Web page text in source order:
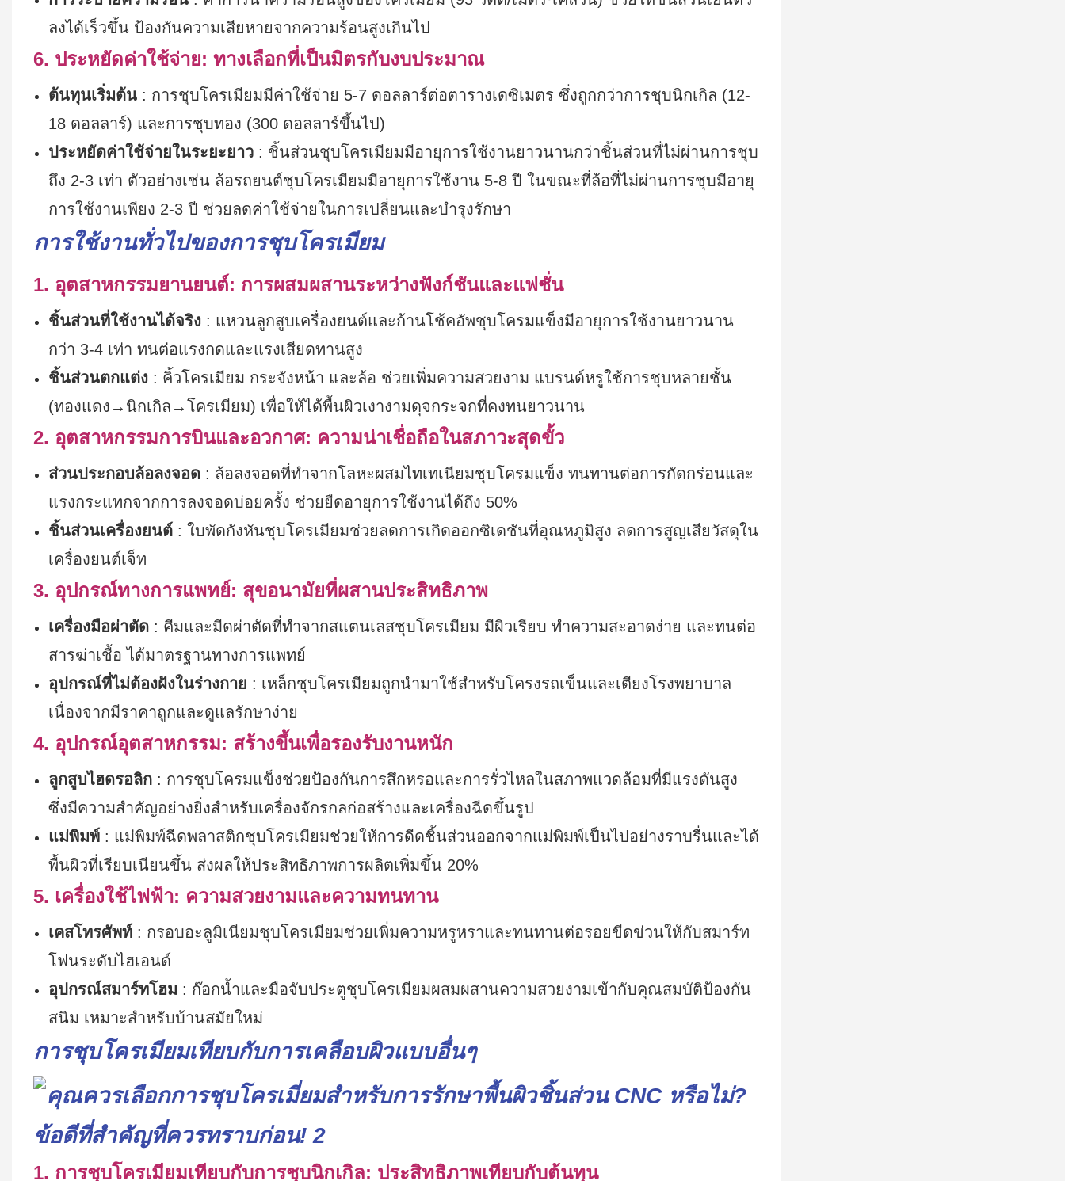
ลงได้เร็วขึ้น ป้องกันความเสียหายจากความร้อนสูงเกินไป
6. ประหยัดค่าใช้จ่าย: ทางเลือกที่เป็นมิตรกับงบประมาณ
ต้นทุนเริ่มต้น : การชุบโครเมียมมีค่าใช้จ่าย 5-7 ดอลลาร์ต่อตารางเดซิเมตร ซึ่งถูกกว่าการชุบนิกเกิล (12-
18 ดอลลาร์) และการชุบทอง (300 ดอลลาร์ขึ้นไป)
ประหยัดค่าใช้จ่ายในระยะยาว : ชิ้นส่วนชุบโครเมียมมีอายุการใช้งานยาวนานกว่าชิ้นส่วนที่ไม่ผ่านการชุบ
ถึง 2-3 เท่า ตัวอย่างเช่น ล้อรถยนต์ชุบโครเมียมมีอายุการใช้งาน 5-8 ปี ในขณะที่ล้อที่ไม่ผ่านการชุบมีอายุ
การใช้งานเพียง 2-3 ปี ช่วยลดค่าใช้จ่ายในการเปลี่ยนและบำรุงรักษา
การใช้งานทั่วไปของการชุบโครเมียม
1. อุตสาหกรรมยานยนต์: การผสมผสานระหว่างฟังก์ชันและแฟชั่น
ชิ้นส่วนที่ใช้งานได้จริง : แหวนลูกสูบเครื่องยนต์และก้านโช้คอัพชุบโครมแข็งมีอายุการใช้งานยาวนาน
กว่า 3-4 เท่า ทนต่อแรงกดและแรงเสียดทานสูง
ชิ้นส่วนตกแต่ง : คิ้วโครเมียม กระจังหน้า และล้อ ช่วยเพิ่มความสวยงาม แบรนด์หรูใช้การชุบหลายชั้น
(ทองแดง→นิกเกิล→โครเมียม) เพื่อให้ได้พื้นผิวเงางามดุจกระจกที่คงทนยาวนาน
2. อุตสาหกรรมการบินและอวกาศ: ความน่าเชื่อถือในสภาวะสุดขั้ว
ส่วนประกอบล้อลงจอด : ล้อลงจอดที่ทำจากโลหะผสมไทเทเนียมชุบโครมแข็ง ทนทานต่อการกัดกร่อนและ
แรงกระแทกจากการลงจอดบ่อยครั้ง ช่วยยืดอายุการใช้งานได้ถึง 50%
ชิ้นส่วนเครื่องยนต์ : ใบพัดกังหันชุบโครเมียมช่วยลดการเกิดออกซิเดชันที่อุณหภูมิสูง ลดการสูญเสียวัสดุใน
เครื่องยนต์เจ็ท
3. อุปกรณ์ทางการแพทย์: สุขอนามัยที่ผสานประสิทธิภาพ
เครื่องมือผ่าตัด : คีมและมีดผ่าตัดที่ทำจากสแตนเลสชุบโครเมียม มีผิวเรียบ ทำความสะอาดง่าย และทนต่อ
สารฆ่าเชื้อ ได้มาตรฐานทางการแพทย์
อุปกรณ์ที่ไม่ต้องฝังในร่างกาย : เหล็กชุบโครเมียมถูกนำมาใช้สำหรับโครงรถเข็นและเตียงโรงพยาบาล
เนื่องจากมีราคาถูกและดูแลรักษาง่าย
4. อุปกรณ์อุตสาหกรรม: สร้างขึ้นเพื่อรองรับงานหนัก
ลูกสูบไฮดรอลิก : การชุบโครมแข็งช่วยป้องกันการสึกหรอและการรั่วไหลในสภาพแวดล้อมที่มีแรงดันสูง
ซึ่งมีความสำคัญอย่างยิ่งสำหรับเครื่องจักรกลก่อสร้างและเครื่องฉีดขึ้นรูป
แม่พิมพ์ : แม่พิมพ์ฉีดพลาสติกชุบโครเมียมช่วยให้การดีดชิ้นส่วนออกจากแม่พิมพ์เป็นไปอย่างราบรื่นและได้
พื้นผิวที่เรียบเนียนขึ้น ส่งผลให้ประสิทธิภาพการผลิตเพิ่มขึ้น 20%
5. เครื่องใช้ไฟฟ้า: ความสวยงามและความทนทาน
เคสโทรศัพท์ : กรอบอะลูมิเนียมชุบโครเมียมช่วยเพิ่มความหรูหราและทนทานต่อรอยขีดข่วนให้กับสมาร์ท
โฟนระดับไฮเอนด์
อุปกรณ์สมาร์ทโฮม : ก๊อกน้ำและมือจับประตูชุบโครเมียมผสมผสานความสวยงามเข้ากับคุณสมบัติป้องกัน
สนิม เหมาะสำหรับบ้านสมัยใหม่
การชุบโครเมียมเทียบกับการเคลือบผิวแบบอื่นๆ
1. การชุบโครเมียมเทียบกับการชุบนิกเกิล: ประสิทธิภาพเทียบกับต้นทุน